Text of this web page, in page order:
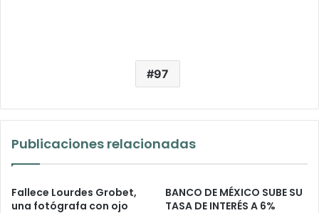
97
Publicaciones relacionadas
Fallece Lourdes Grobet,
una fotógrafa con ojo
BANCO DE MÉXICO SUBE SU
TASA DE INTERÉS A 6%